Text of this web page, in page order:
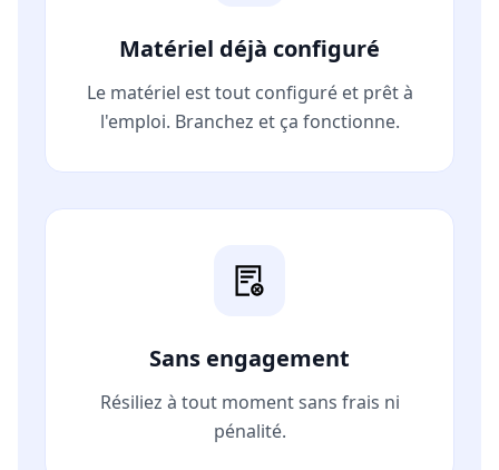
Matériel déjà configuré
Le matériel est tout configuré et prêt à
l'emploi. Branchez et ça fonctionne.
Sans engagement
Résiliez à tout moment sans frais ni
pénalité.